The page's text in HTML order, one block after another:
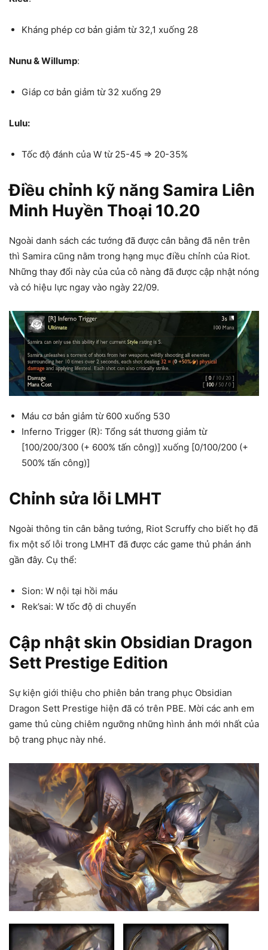
Kháng phép cơ bản giảm từ 32,1 xuống 28
Nunu & Willump:
Giáp cơ bản giảm từ 32 xuống 29
Lulu:
Tốc độ đánh của W từ 25-45 => 20-35%
Điều chỉnh kỹ năng Samira Liên
Minh Huyền Thoại 10.20
Ngoài danh sách các tướng đã được cân bằng đã nên trên
thì Samira cũng nằm trong hạng mục điều chỉnh của Riot.
Những thay đổi này của của cô nàng đã được cập nhật nóng
và có hiệu lực ngay vào ngày 22/09.
Máu cơ bản giảm từ 600 xuống 530
Inferno Trigger (R): Tổng sát thương giảm từ
[100/200/300 (+ 600% tấn công)] xuống [0/100/200 (+
500% tấn công)]
Chỉnh sửa lỗi LMHT
Ngoài thông tin cân bằng tướng, Riot Scruffy cho biết họ đã
fix một số lỗi trong LMHT đã được các game thủ phản ánh
gần đây. Cụ thể:
Sion: W nội tại hồi máu
Rek’sai: W tốc độ di chuyển
Cập nhật skin Obsidian Dragon
Sett Prestige Edition
Sự kiện giới thiệu cho phiên bản trang phục Obsidian
Dragon Sett Prestige hiện đã có trên PBE. Mời các anh em
game thủ cùng chiêm ngưỡng những hình ảnh mới nhất của
bộ trang phục này nhé.